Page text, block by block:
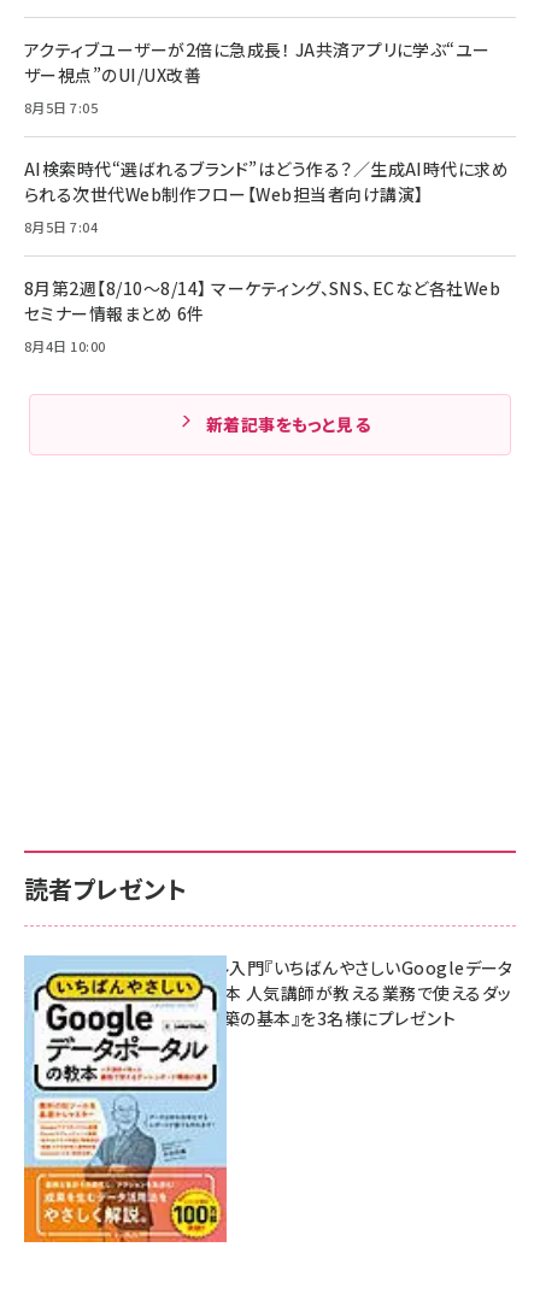
アクティブユーザーが2倍に急成長！ JA共済アプリに学ぶ“ユー
ザー視点”のUI/UX改善
8月5日 7:05
AI検索時代“選ばれるブランド”はどう作る？／生成AI時代に求め
られる次世代Web制作フロー【Web担当者向け講演】
8月5日 7:04
8月第2週【8/10～8/14】 マーケティング、SNS、ECなど各社Web
セミナー情報まとめ 6件
8月4日 10:00
新着記事をもっと見る
読者プレゼント
無料BIツール入門『いちばんやさしいGoogleデータ
ポータルの教本 人気講師が教える業務で使えるダッ
シュボード構築の基本』を3名様にプレゼント
7月31日 10:00